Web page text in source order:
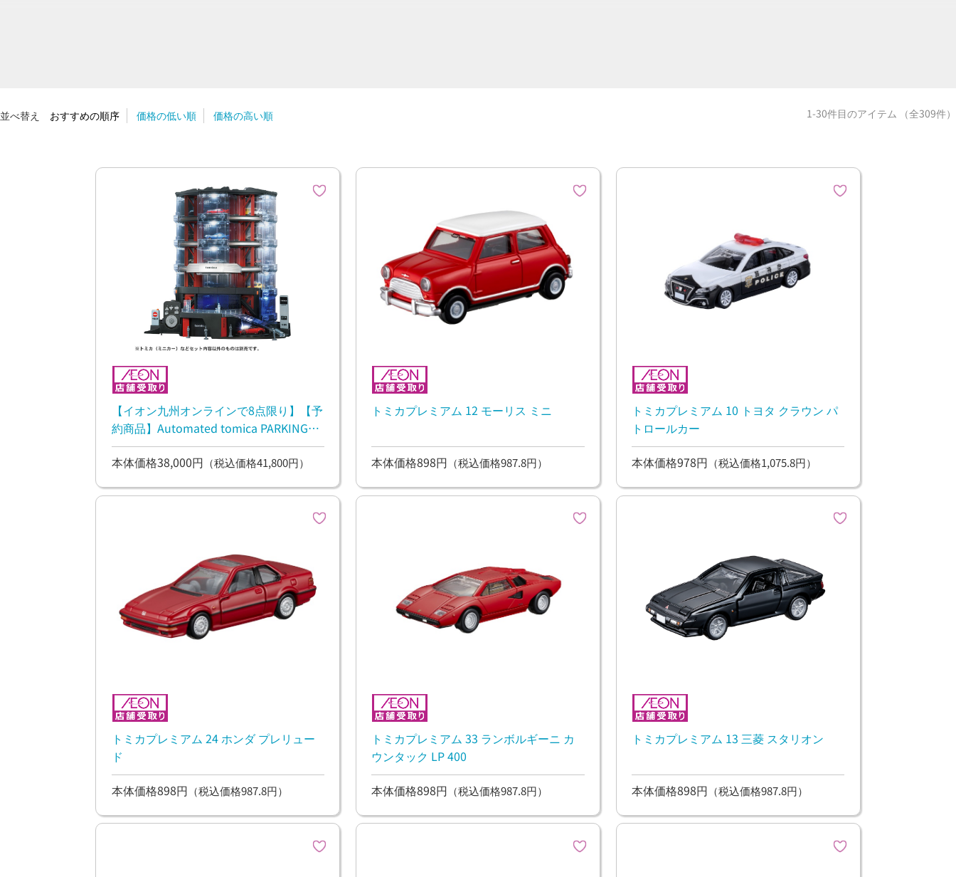
並べ替え おすすめの順序 価格の低い順 価格の高い順 1-30件目のアイテム （全309件）
【イオン九州オンラインで8点限り】【予
約商品】Automated tomica PARKING
with showroom【9/26（土）以降お渡し
予定】
本体価格38,000円 （税込価格41,800円）
トミカプレミアム 12 モーリス ミニ
本体価格898円 （税込価格987.8円）
トミカプレミアム 10 トヨタ クラウン パ
トロールカー
本体価格978円 （税込価格1,075.8円）
トミカプレミアム 24 ホンダ プレリュー
ド
本体価格898円 （税込価格987.8円）
トミカプレミアム 33 ランボルギーニ カ
ウンタック LP 400
本体価格898円 （税込価格987.8円）
トミカプレミアム 13 三菱 スタリオン
本体価格898円 （税込価格987.8円）